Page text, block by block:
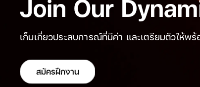
Join Our
เก็บเกี่ยวประสบการณ์ที่มีค่า และเตรียมตัวให้พ
สมัครฝึกงาน